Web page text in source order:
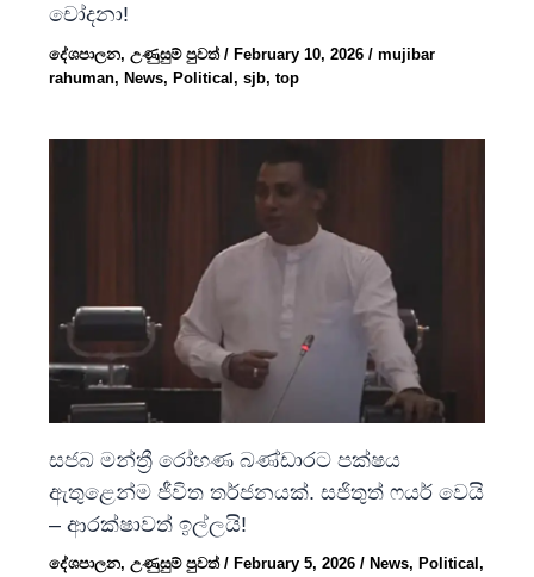
චෝදනා!
දේශපාලන,උණුසුම් පුවත්/ February 10, 2026/mujibar
rahuman, News, Political,sjb,top
සජබ මන්ත්‍රී රෝහණ බණ්ඩාරට පක්ෂය
ඇතුළෙන්ම ජීවිත තර්ජනයක්. සජිතුත් ෆයර් වෙයි
– ආරක්ෂාවත් ඉල්ලයි!
දේශපාලන,උණුසුම් පුවත්/ February 5, 2026/ News, Political,